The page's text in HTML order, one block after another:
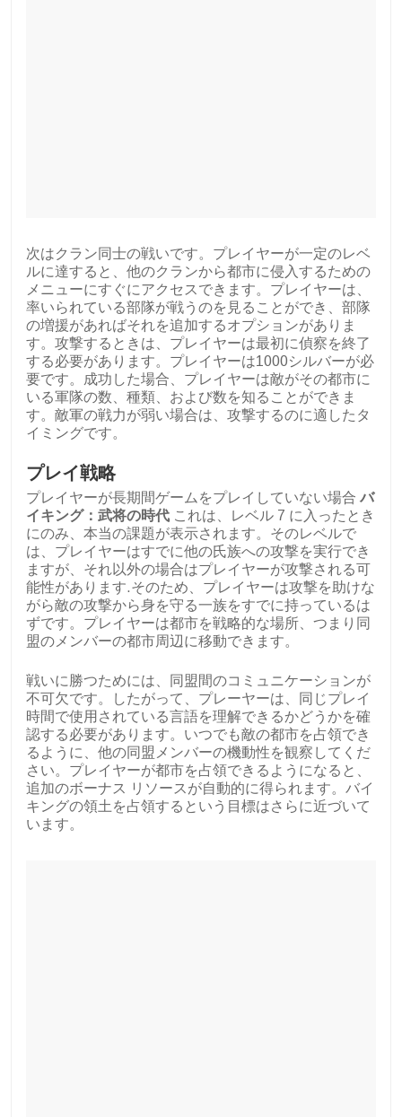
次はクラン同士の戦いです。プレイヤーが一定のレベ
ルに達すると、他のクランから都市に侵入するための
メニューにすぐにアクセスできます。プレイヤーは、
率いられている部隊が戦うのを見ることができ、部隊
の増援があればそれを追加するオプションがありま
す。攻撃するときは、プレイヤーは最初に偵察を終了
する必要があります。プレイヤーは1000シルバーが必
要です。成功した場合、プレイヤーは敵がその都市に
いる軍隊の数、種類、および数を知ることができま
す。敵軍の戦力が弱い場合は、攻撃するのに適したタ
イミングです。
プレイ戦略
プレイヤーが長期間ゲームをプレイしていない場合 バ
イキング：武将の時代 これは、レベル 7 に入ったとき
にのみ、本当の課題が表示されます。そのレベルで
は、プレイヤーはすでに他の氏族への攻撃を実行でき
ますが、それ以外の場合はプレイヤーが攻撃される可
能性があります.そのため、プレイヤーは攻撃を助けな
がら敵の攻撃から身を守る一族をすでに持っているは
ずです。プレイヤーは都市を戦略的な場所、つまり同
盟のメンバーの都市周辺に移動できます。
戦いに勝つためには、同盟間のコミュニケーションが
不可欠です。したがって、プレーヤーは、同じプレイ
時間で使用されている言語を理解できるかどうかを確
認する必要があります。いつでも敵の都市を占領でき
るように、他の同盟メンバーの機動性を観察してくだ
さい。プレイヤーが都市を占領できるようになると、
追加のボーナス リソースが自動的に得られます。バイ
キングの領土を占領するという目標はさらに近づいて
います。